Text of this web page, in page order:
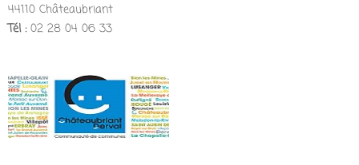
44110 Châteaubriant
Tél :02 28 04 06 33